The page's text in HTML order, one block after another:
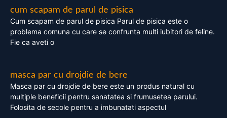
cum scapam de parul de pisica
Cum scapam de parul de pisica Parul de pisica este o
problema comuna cu care se confrunta multi iubitori de feline.
Fie ca aveti o
masca par cu drojdie de bere
Masca par cu drojdie de bere este un produs natural cu
multiple beneficii pentru sanatatea si frumusetea parului.
Folosita de secole pentru a imbunatati aspectul